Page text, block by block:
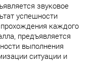
звуковое
успешности
каждого
предъявляется
выполнения
ситуации и